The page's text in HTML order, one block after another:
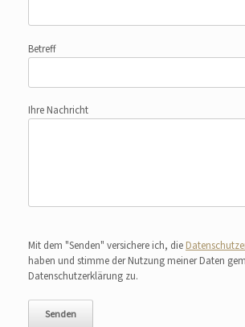
Betreff
Ihre Nachricht
Mit dem "Senden" versichere ich, die
haben und stimme der Nutzung meiner Daten
Datenschutzerklärung zu.